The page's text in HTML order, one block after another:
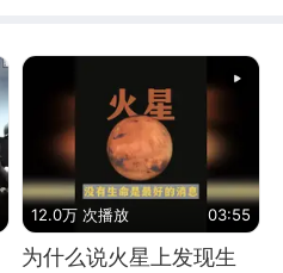
12.0万 次播放 03:55
为什么说火星上发现生